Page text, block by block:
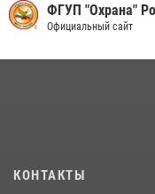
Росгвардейцы пресекли
объекта в Подмосковье
ФГУП "Охрана"
Официальный сайт
КОНТАКТЫ